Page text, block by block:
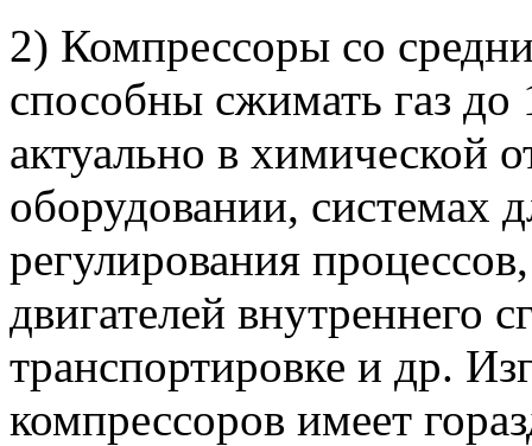
2) Компрессоры со
способны сжимать газ
актуально в химической
оборудовании, системах
регулирования
двигателей внутреннего
транспортировке и др.
компрессоров имеет